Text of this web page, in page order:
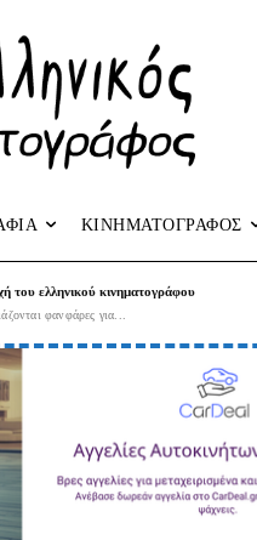
ΚΙΝΗΜΑΤΟΓΡΑΦΟΣ
του ελληνικού κινηματογράφου
φανφάρες για...